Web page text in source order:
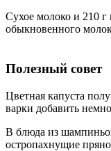
Сухое молоко и 210
обыкновенного
Полезный совет
Цветная капуста
варки добавить
В блюда из
остропахнущие